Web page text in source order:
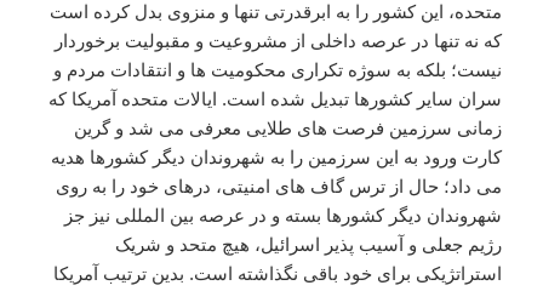
متحده، این کشور را به ابرقدرتی تنها و منزوی بدل کرده است
که نه تنها در عرصه داخلی از مشروعیت و مقبولیت برخوردار
نیست؛ بلکه به سوژه تکراری محکومیت ها و انتقادات مردم و
سران سایر کشورها تبدیل شده است. ایالات متحده آمریکا که
زمانی سرزمین فرصت های طلایی معرفی می شد و گرین
کارت ورود به این سرزمین را به شهروندان دیگر کشورها هدیه
می داد؛ حال از ترس گاف های امنیتی، درهای خود را به روی
شهروندان دیگر کشورها بسته و در عرصه بین المللی نیز جز
رژیم جعلی و آسیب پذیر اسرائیل، هیچ متحد و شریک
استراتژیکی برای خود باقی نگذاشته است. بدین ترتیب آمریکا